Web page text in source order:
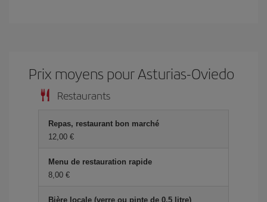
Prix ​​moyens pour Asturias-Oviedo
Restaurants
Repas, restaurant bon marché
12,00 €
Menu de restauration rapide
8,00 €
Bière locale (verre ou pinte de 0,5 litre)